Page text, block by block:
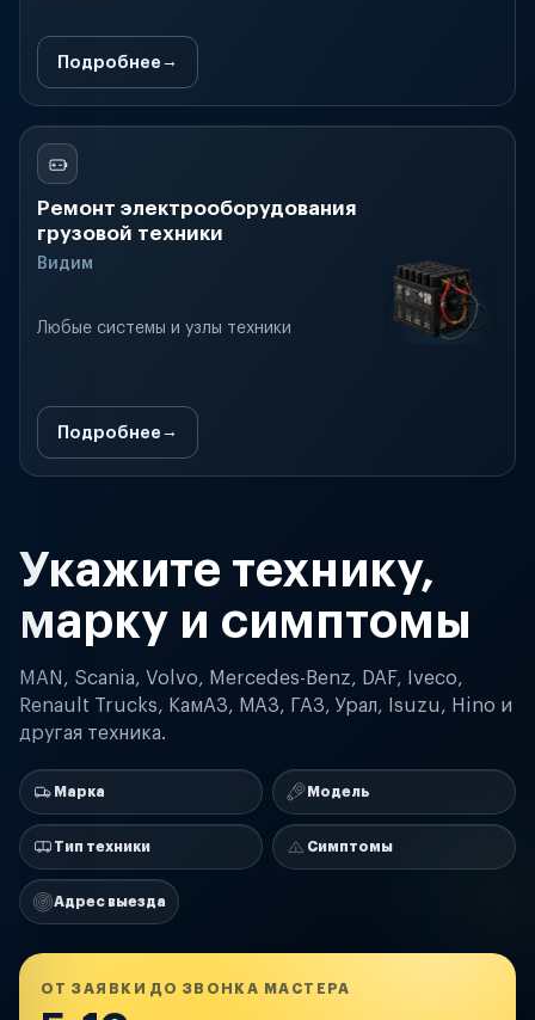
Подробнее
Ремонт электрооборудования
грузовой техники
Видим
Любые системы и узлы техники
Подробнее
Укажите технику,
марку и симптомы
MAN, Scania, Volvo, Mercedes-Benz, DAF, Iveco,
Renault Trucks, КамАЗ, МАЗ, ГАЗ, Урал, Isuzu, Hino и
другая техника.
Марка Модель
Тип техники Симптомы
Адрес выезда
ОТ ЗАЯВКИ ДО ЗВОНКА МАСТЕРА